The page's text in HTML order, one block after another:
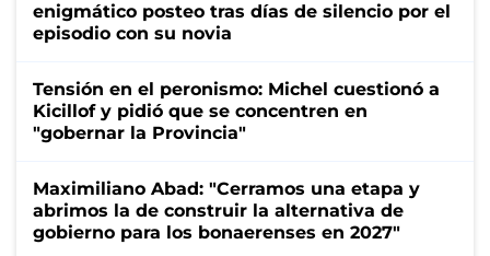
enigmático posteo tras días de silencio por el
episodio con su novia
Tensión en el peronismo: Michel cuestionó a
Kicillof y pidió que se concentren en
"gobernar la Provincia"
Maximiliano Abad: "Cerramos una etapa y
abrimos la de construir la alternativa de
gobierno para los bonaerenses en 2027"